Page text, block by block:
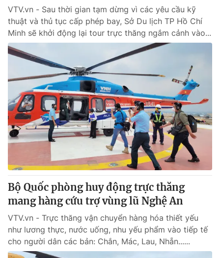
VTV.vn - Sau thời gian tạm dừng vì các yêu cầu kỹ
thuật và thủ tục cấp phép bay, Sở Du lịch TP Hồ Chí
Minh sẽ khởi động lại tour trực thăng ngắm cảnh vào...
Bộ Quốc phòng huy động trực thăng
mang hàng cứu trợ vùng lũ Nghệ An
VTV.vn - Trực thăng vận chuyển hàng hóa thiết yếu
như lương thực, nước uống, nhu yếu phẩm vào tiếp tế
cho người dân các bản: Chắn, Mác, Lau, Nhẵn......